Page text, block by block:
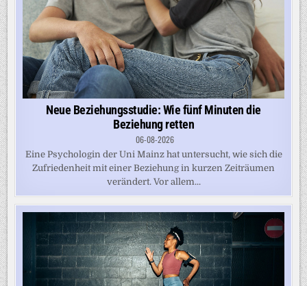
Neue Beziehungsstudie: Wie fünf Minuten die
Beziehung retten
06-08-2026
Eine Psychologin der Uni Mainz hat untersucht, wie sich die
Zufriedenheit mit einer Beziehung in kurzen Zeiträumen
verändert. Vor allem...